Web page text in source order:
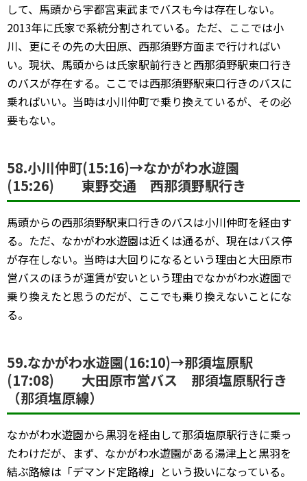
して、馬頭から宇都宮東武までバスも今は存在しない。
2013年に氏家で系統分割されている。ただ、ここでは小
川、更にその先の大田原、西那須野方面まで行ければい
い。現状、馬頭からは氏家駅前行きと西那須野駅東口行き
のバスが存在する。ここでは西那須野駅東口行きのバスに
乗ればいい。当時は小川仲町で乗り換えているが、その必
要もない。
58.小川仲町(15:16)→なかがわ水遊園
(15:26) 東野交通 西那須野駅行き
馬頭からの西那須野駅東口行きのバスは小川仲町を経由す
る。ただ、なかがわ水遊園は近くは通るが、現在はバス停
が存在しない。当時は大回りになるという理由と大田原市
営バスのほうが運賃が安いという理由でなかがわ水遊園で
乗り換えたと思うのだが、ここでも乗り換えないことにな
る。
59.なかがわ水遊園(16:10)→那須塩原駅
(17:08) 大田原市営バス 那須塩原駅行き
（那須塩原線）
なかがわ水遊園から黒羽を経由して那須塩原駅行きに乗っ
たわけだが、まず、なかがわ水遊園がある湯津上と黒羽を
結ぶ路線は「デマンド定路線」という扱いになっている。